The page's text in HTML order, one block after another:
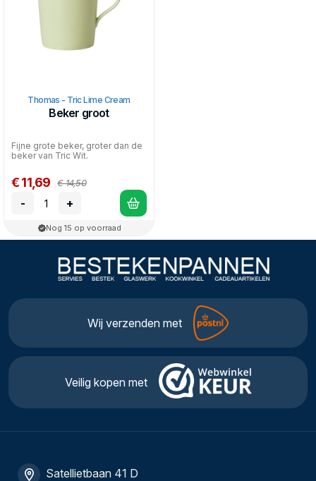
Thomas - Tric Lime Cream
Beker groot
Fijne grote beker, groter dan de
beker van Tric Wit.
€ 11,69 € 14,50
- +
Nog 15 op voorraad
Wij verzenden met
Veilig kopen met
Satellietbaan 41 D